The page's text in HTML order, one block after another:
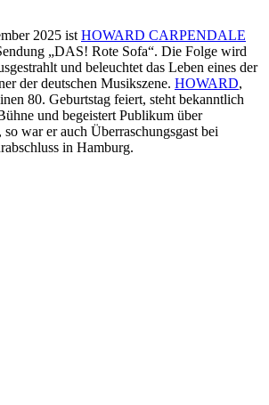
2025 ist HOWARD CARPENDALE
„DAS! Rote Sofa“. Die Folge wird
und beleuchtet das Leben eines der
der deutschen Musikszene. HOWARD,
80. Geburtstag feiert, steht bekanntlich
und begeistert Publikum über
war er auch Überraschungsgast bei
in Hamburg.